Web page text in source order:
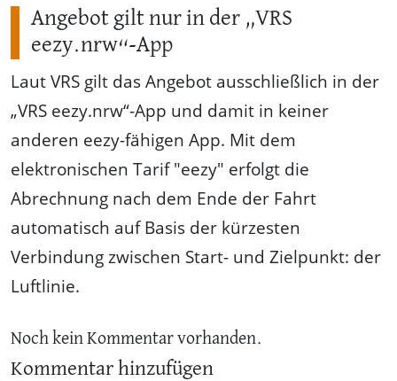
Angebot gilt nur in der „VRS
eezy.nrw“-App
Laut VRS gilt das Angebot ausschließlich in der
„VRS eezy.nrw“-App und damit in keiner
anderen eezy-fähigen App. Mit dem
elektronischen Tarif "eezy" erfolgt die
Abrechnung nach dem Ende der Fahrt
automatisch auf Basis der kürzesten
Verbindung zwischen Start- und Zielpunkt: der
Luftlinie.
Noch kein Kommentar vorhanden.
Kommentar hinzufügen